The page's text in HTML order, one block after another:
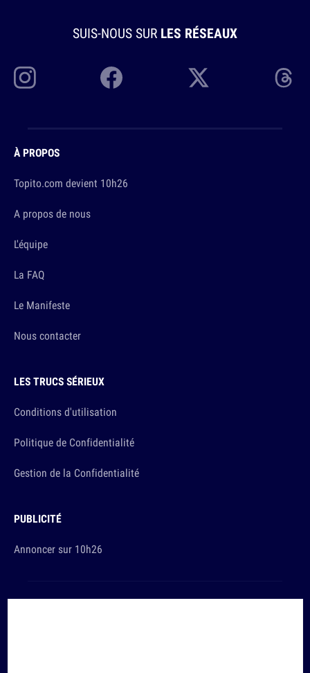
SUIS-NOUS SUR LES RÉSEAUX
À PROPOS
Topito.com devient 10h26
A propos de nous
L'équipe
La FAQ
Le Manifeste
Nous contacter
LES TRUCS SÉRIEUX
Conditions d'utilisation
Politique de Confidentialité
Gestion de la Confidentialité
PUBLICITÉ
Annoncer sur 10h26